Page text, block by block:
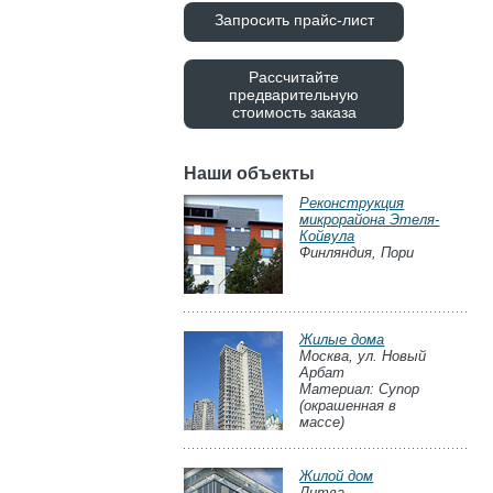
Запросить прайс-лист
Рассчитайте
предварительную
стоимость заказа
Наши объекты
Реконструкция
микрорайона Этеля-
Койвула
Финляндия, Пори
Жилые дома
Москва, ул. Новый
Арбат
Материал: Cynop
(окрашенная в
массе)
Жилой дом